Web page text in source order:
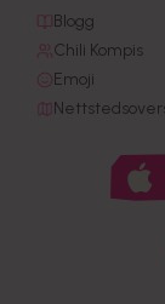
Blogg
Chili Kompis
Emoji